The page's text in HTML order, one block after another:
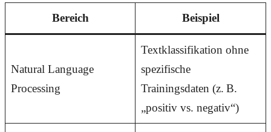
Bereich Beispiel
Natural Language
Processing
Textklassifikation ohne
spezifische
Trainingsdaten (z. B.
„positiv vs. negativ“)